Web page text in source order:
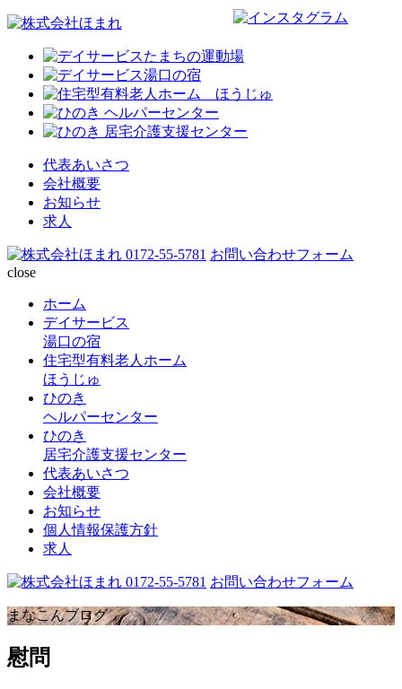
代表あいさつ
会社概要
お知らせ
求人
0172-55-5781 お問い合わせフォーム
close
ホーム
デイサービス
湯口の宿
住宅型有料老人ホーム
ほうじゅ
ひのき
ヘルパーセンター
ひのき
居宅介護支援センター
代表あいさつ
会社概要
お知らせ
個人情報保護方針
求人
0172-55-5781 お問い合わせフォーム
まなこんブログ
慰問